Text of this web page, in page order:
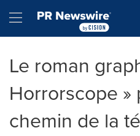
Hamburger menu
Le roman
Horrorscope »
chemin de la